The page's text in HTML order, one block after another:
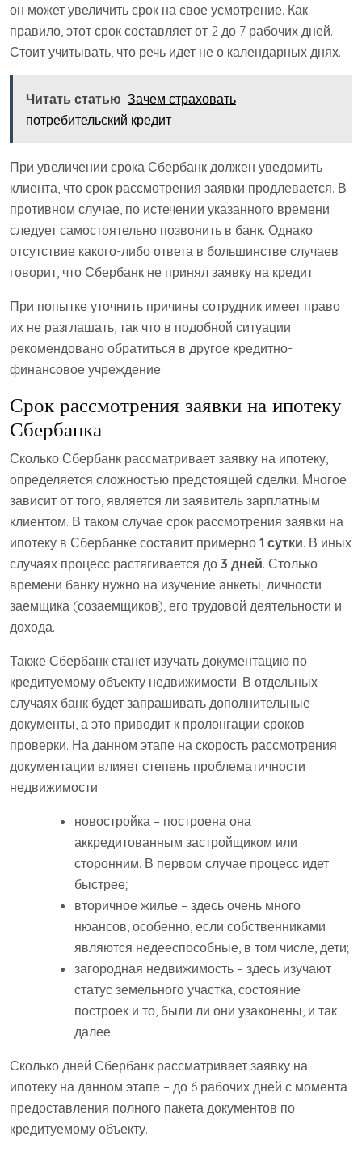
он может увеличить срок на свое усмотрение. Как
правило, этот срок составляет от 2 до 7 рабочих дней.
Стоит учитывать, что речь идет не о календарных днях.
Читать статью Зачем страховать
потребительский кредит
При увеличении срока Сбербанк должен уведомить
клиента, что срок рассмотрения заявки продлевается. В
противном случае, по истечении указанного времени
следует самостоятельно позвонить в банк. Однако
отсутствие какого-либо ответа в большинстве случаев
говорит, что Сбербанк не принял заявку на кредит.
При попытке уточнить причины сотрудник имеет право
их не разглашать, так что в подобной ситуации
рекомендовано обратиться в другое кредитно-
финансовое учреждение.
Срок рассмотрения заявки на ипотеку
Сбербанка
Сколько Сбербанк рассматривает заявку на ипотеку,
определяется сложностью предстоящей сделки. Многое
зависит от того, является ли заявитель зарплатным
клиентом. В таком случае срок рассмотрения заявки на
ипотеку в Сбербанке составит примерно 1 сутки. В иных
случаях процесс растягивается до 3 дней. Столько
времени банку нужно на изучение анкеты, личности
заемщика (созаемщиков), его трудовой деятельности и
дохода.
Также Сбербанк станет изучать документацию по
кредитуемому объекту недвижимости. В отдельных
случаях банк будет запрашивать дополнительные
документы, а это приводит к пролонгации сроков
проверки. На данном этапе на скорость рассмотрения
документации влияет степень проблематичности
недвижимости:
новостройка – построена она
аккредитованным застройщиком или
сторонним. В первом случае процесс идет
быстрее;
вторичное жилье – здесь очень много
нюансов, особенно, если собственниками
являются недееспособные, в том числе, дети;
загородная недвижимость – здесь изучают
статус земельного участка, состояние
построек и то, были ли они узаконены, и так
далее.
Сколько дней Сбербанк рассматривает заявку на
ипотеку на данном этапе – до 6 рабочих дней с момента
предоставления полного пакета документов по
кредитуемому объекту.